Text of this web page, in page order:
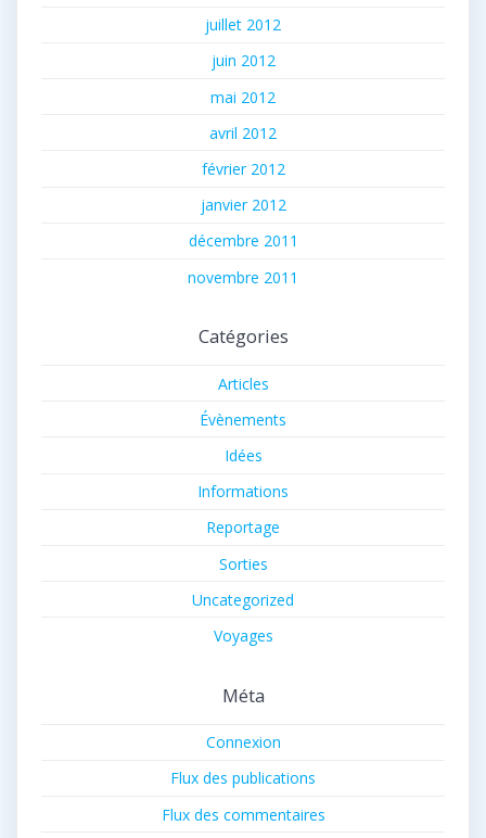
juillet 2012
juin 2012
mai 2012
avril 2012
février 2012
janvier 2012
décembre 2011
novembre 2011
Catégories
Articles
Évènements
Idées
Informations
Reportage
Sorties
Uncategorized
Voyages
Méta
Connexion
Flux des publications
Flux des commentaires